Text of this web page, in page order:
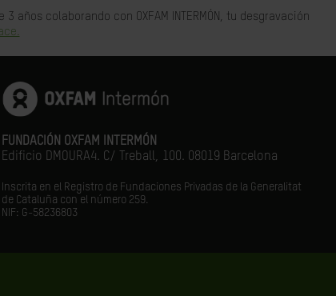
colaborando con OXFAM INTERMÓN, tu desgravación
FUNDACIÓN OXFAM INTERMÓN
Edificio DMOURA4. C/ Treball, 100. 08019 Barcelona
Inscrita en el Registro de Fundaciones Privadas de la Generalitat
de Cataluña con el número 259.
NIF: G-58236803